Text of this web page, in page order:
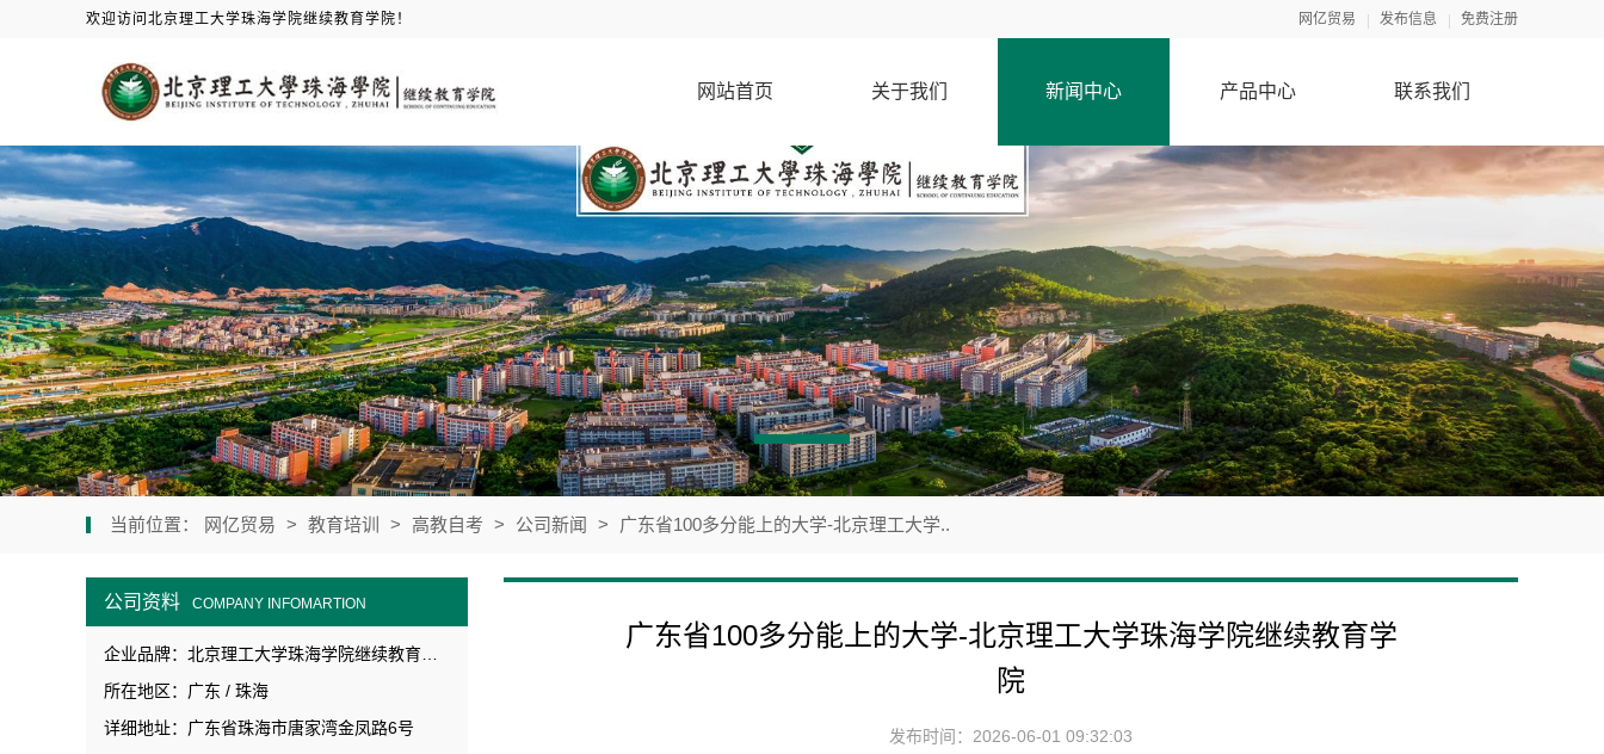
欢迎访问北京理工大学珠海学院继续教育学院！ 网亿贸易 发布信息 免费注册
网站首页 关于我们 新闻中心 产品中心 联系我们
当前位置： 网亿贸易 > 教育培训 > 高教自考 > 公司新闻 > 广东省100多分能上的大学-北京理工大学..
公司资料 COMPANY INFOMARTION
所在地区：广东 / 珠海
详细地址：广东省珠海市唐家湾金凤路6号
广东省100多分能上的大学-北京理工大学珠海学院继续教育学
院
发布时间：2026-06-01 09:32:03